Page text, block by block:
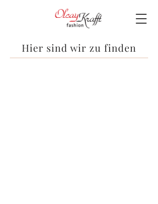
Hier sind wir zu finden